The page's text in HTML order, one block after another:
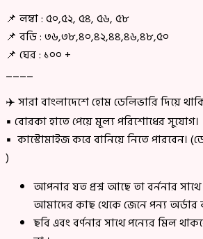
📌 লম্বা : ৫০,৫২, ৫৪, ৫৬, ৫৮
📌 বডি : ৩৬,৩৮,৪০,৪২,৪৪,৪৬,৪৮,৫০
📌 ঘের : ১০০ +
____
✈️ সারা বাংলাদেশে হোম ডেলিভারি দিয়ে
▪ বোরকা হাতে পেয়ে মূল্য পরিশোধের সুযোগ।
▪ কাস্টোমাইজ করে বানিয়ে নিতে পারবেন।
)
আপনার যত প্রশ্ন আছে তা বর্ননার
আমাদের কাছ থেকে জেনে পন্য
ছবি এবং বর্ণনার সাথে পন্যের মিল